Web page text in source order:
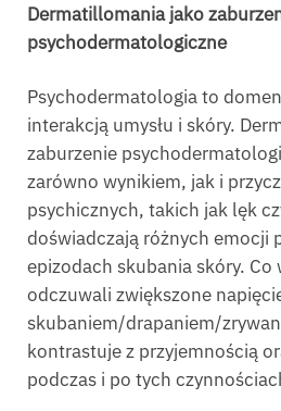
Dermatillomania jako
psychodermatologiczne
Psychodermatologia to
interakcją umysłu i skóry.
zaburzenie
zarówno wynikiem, jak i
psychicznych, takich jak lęk
doświadczają różnych emocji
epizodach skubania skóry. Co
odczuwali zwiększone
skubaniem/drapaniem/
kontrastuje z przyjemnością
podczas i po tych